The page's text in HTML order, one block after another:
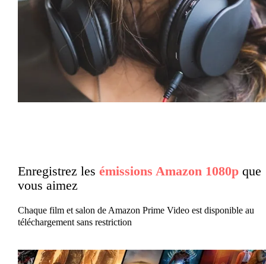
Enregistrez les émissions Amazon 1080pque
vous aimez
Chaque film et salon de Amazon Prime Video est disponible au
téléchargement sans restriction